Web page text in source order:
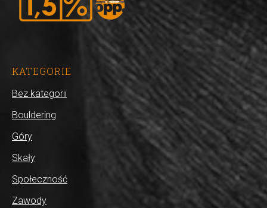
KATEGORIE
Bez kategorii
Bouldering
Góry
Skały
Społeczność
Zawody